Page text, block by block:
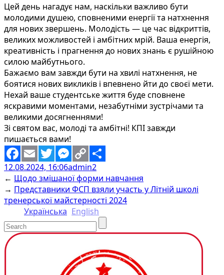
Цей день нагадує нам, наскільки важливо бути
молодими душею, сповненими енергії та натхнення
для нових звершень. Молодість — це час відкриттів,
великих можливостей і амбітних мрій. Ваша енергія,
креативність і прагнення до нових знань є рушійною
силою майбутнього.
Бажаємо вам завжди бути на хвилі натхнення, не
боятися нових викликів і впевнено йти до своєї мети.
Нехай ваше студентське життя буде сповнене
яскравими моментами, незабутніми зустрічами та
великими досягненнями!
Зі святом вас, молоді та амбітні! КПІ завжди
пишається вами!
Facebook
EmailTwitterMessenger
Copy
Link
Share
12.08.2024, 16:06admin2
← Щодо змішаної форми навчання
→ Представники ФСП взяли участь у Літній школі
тренерської майстерності 2024
Українська English